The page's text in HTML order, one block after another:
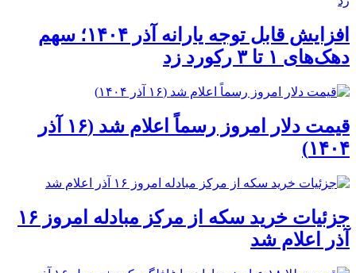
افزایش قابل توجه یارانه آذر ۱۴۰۴؛ سهم
دهک‌های ۱ تا ۳ رکورد زد
قیمت دلار امروز رسماً اعلام شد (۱۶ آذر
۱۴۰۴)
جزئیات خرید سکه از مرکز مبادله امروز ۱۶
آذر اعلام شد